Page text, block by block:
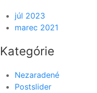
júl 2023
marec 2021
Kategórie
Nezaradené
Postslider